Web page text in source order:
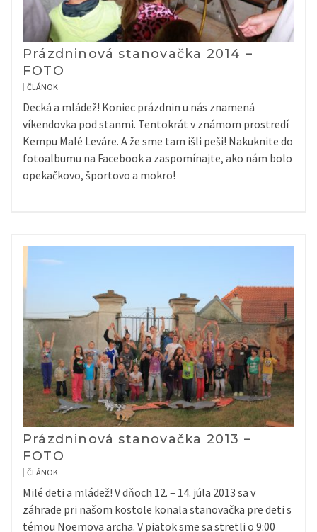
Prázdninová stanovačka 2014 –
FOTO
ČLÁNOK
Decká a mládež! Koniec prázdnin u nás znamená
víkendovka pod stanmi. Tentokrát v známom prostredí
Kempu Malé Leváre. A že sme tam išli peši! Nakuknite do
fotoalbumu na Facebook a zaspomínajte, ako nám bolo
opekačkovo, športovo a mokro!
Prázdninová stanovačka 2013 –
FOTO
ČLÁNOK
Milé deti a mládež! V dňoch 12. – 14. júla 2013 sa v
záhrade pri našom kostole konala stanovačka pre deti s
témou Noemova archa. V piatok sme sa stretli o 9:00